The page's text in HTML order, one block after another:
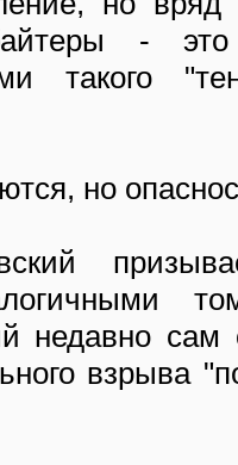
-
такого
но
недавно сам
взрыва